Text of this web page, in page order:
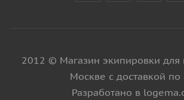
2012 © Магазин экипировки для
Москве с доставкой
Разработано в